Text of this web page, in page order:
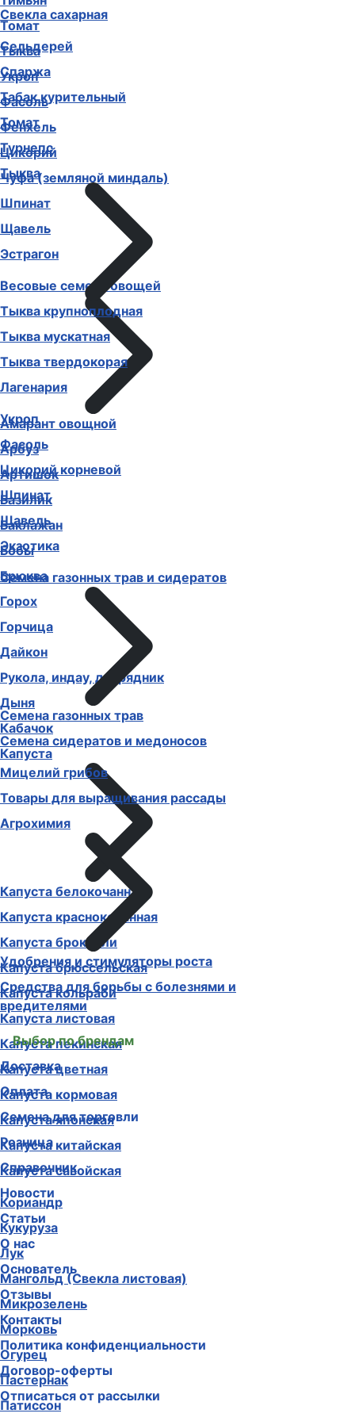
Томат
Тыква
Укроп
Фасоль
Фенхель
Цикорий
Чуфа (земляной миндаль)
Шпинат
Щавель
Эстрагон
Весовые семена овощей
Амарант овощной
Арбуз
Артишок
Базилик
Баклажан
Бобы
Брюква
Горох
Горчица
Дайкон
Рукола, индау, двурядник
Дыня
Кабачок
Капуста
Капуста белокочанная
Капуста краснокочанная
Капуста брокколи
Капуста брюссельская
Капуста кольраби
Капуста листовая
Капуста пекинская
Капуста цветная
Капуста кормовая
Капуста японская
Капуста китайская
Капуста савойская
Кориандр
Кукуруза
Лук
Мангольд (Свекла листовая)
Микрозелень
Морковь
Огурец
Пастернак
Патиссон
Свекла сахарная
Сельдерей
Спаржа
Табак курительный
Томат
Турнепс
Тыква
Тыква крупноплодная
Тыква мускатная
Тыква твердокорая
Лагенария
Укроп
Фасоль
Цикорий корневой
Шпинат
Щавель
Экзотика
Семена газонных трав и сидератов
Семена газонных трав
Семена сидератов и медоносов
Мицелий грибов
Товары для выращивания рассады
Агрохимия
Удобрения и стимуляторы роста
Средства для борьбы с болезнями и
вредителями
Выбор по брендам
Доставка
Оплата
Семена для торговли
Розница
Справочник
Новости
Статьи
О нас
Основатель
Отзывы
Контакты
Политика конфиденциальности
Договор-оферты
Отписаться от рассылки